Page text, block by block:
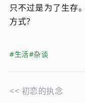
只不过是为了生存
方式？
#生活#杂谈
<< 初恋的执念